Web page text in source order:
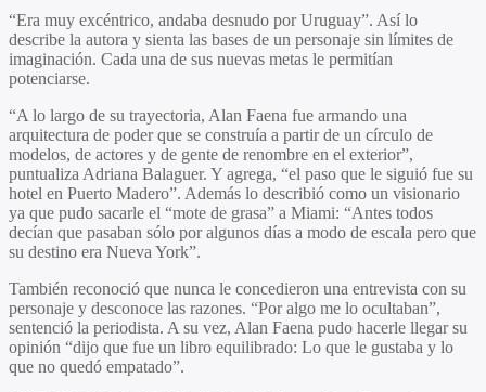
“Era muy excéntrico, andaba desnudo por Uruguay”. Así lo
describe la autora y sienta las bases de un personaje sin límites de
imaginación. Cada una de sus nuevas metas le permitían
potenciarse.
“A lo largo de su trayectoria, Alan Faena fue armando una
arquitectura de poder que se construía a partir de un círculo de
modelos, de actores y de gente de renombre en el exterior”,
puntualiza Adriana Balaguer. Y agrega, “el paso que le siguió fue su
hotel en Puerto Madero”. Además lo describió como un visionario
ya que pudo sacarle el “mote de grasa” a Miami: “Antes todos
decían que pasaban sólo por algunos días a modo de escala pero que
su destino era Nueva York”.
También reconoció que nunca le concedieron una entrevista con su
personaje y desconoce las razones. “Por algo me lo ocultaban”,
sentenció la periodista. A su vez, Alan Faena pudo hacerle llegar su
opinión “dijo que fue un libro equilibrado: Lo que le gustaba y lo
que no quedó empatado”.